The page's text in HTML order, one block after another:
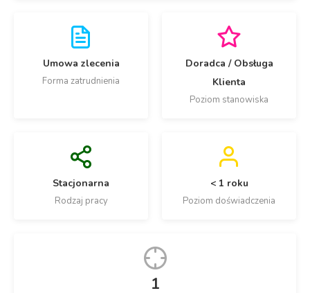
Umowa zlecenia
Forma zatrudnienia
Doradca / Obsługa
Klienta
Poziom stanowiska
Stacjonarna
Rodzaj pracy
< 1 roku
Poziom doświadczenia
1